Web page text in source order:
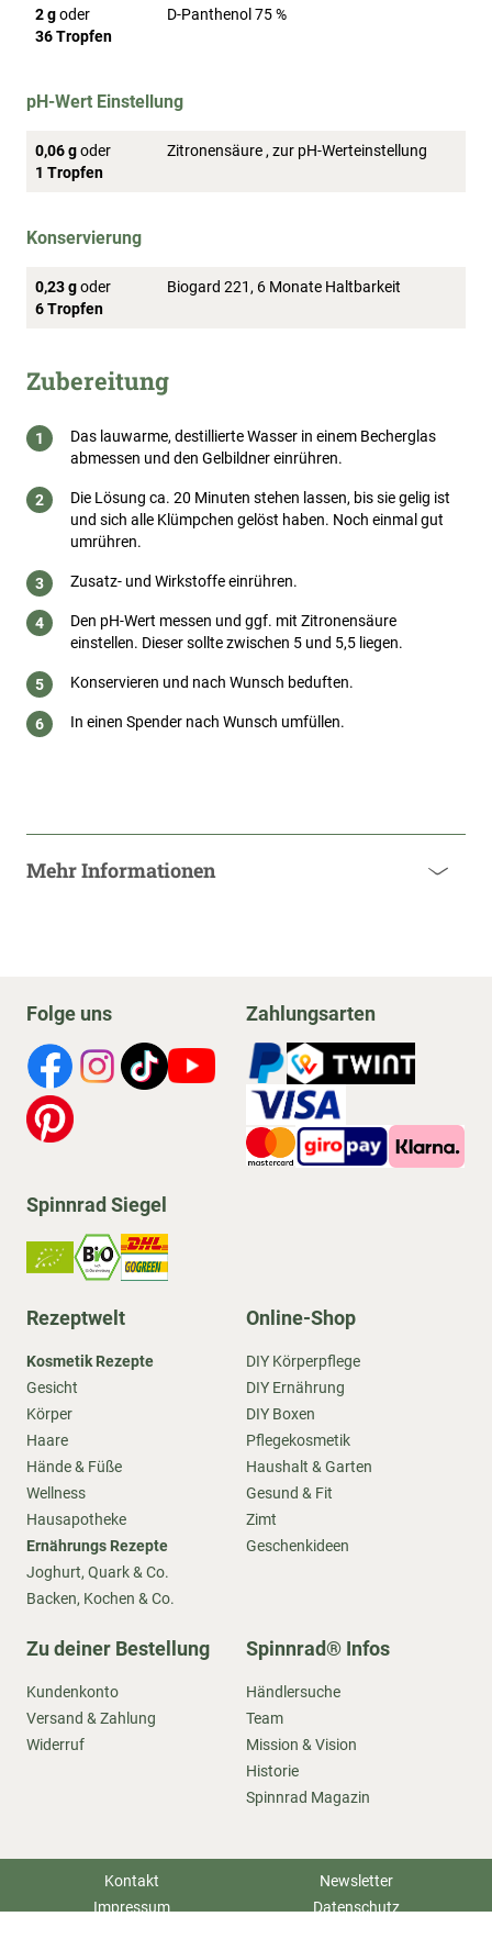
2 goder
36 Tropfen
D-Panthenol 75 %
pH-Wert Einstellung
0,06 goder
1 Tropfen
Zitronensäure , zur pH-Werteinstellung
Konservierung
0,23 goder
6 Tropfen
Biogard 221, 6 Monate Haltbarkeit
Zubereitung
Das lauwarme, destillierte Wasser in einem Becherglas
abmessen und den Gelbildner einrühren.
Die Lösung ca. 20 Minuten stehen lassen, bis sie gelig ist
und sich alle Klümpchen gelöst haben. Noch einmal gut
umrühren.
Zusatz- und Wirkstoffe einrühren.
Den pH-Wert messen und ggf. mit Zitronensäure
einstellen. Dieser sollte zwischen 5 und 5,5 liegen.
Konservieren und nach Wunsch beduften.
In einen Spender nach Wunsch umfüllen.
Mehr Informationen
Folge uns Zahlungsarten
Spinnrad Siegel
Rezeptwelt
Kosmetik Rezepte
Gesicht
Körper
Haare
Hände & Füße
Wellness
Hausapotheke
Ernährungs Rezepte
Joghurt, Quark & Co.
Backen, Kochen & Co.
Online-Shop
DIY Körperpflege
DIY Ernährung
DIY Boxen
Pflegekosmetik
Haushalt & Garten
Gesund & Fit
Zimt
Geschenkideen
Zu deiner Bestellung
Kundenkonto
Versand & Zahlung
Widerruf
Spinnrad® Infos
Händlersuche
Team
Mission & Vision
Historie
Spinnrad Magazin
Kontakt
Newsletter
Impressum
Datenschutz